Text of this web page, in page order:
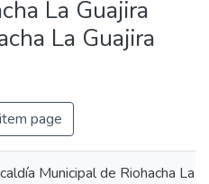
La Guajira
La Guajira
page
Municipal de Riohacha La